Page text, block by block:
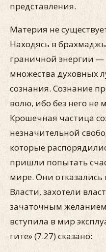
представления.
Материя не
Находясь в
граничной энергии —
множества духовных
сознания. Сознание
волю, ибо без него не
Крошечная частица
незначительной
которые
пришли попытать
мире. Они
Власти, захотели
зачаточным
вступила в мир
гите» (7.27) сказано: